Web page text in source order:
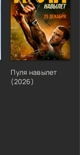
Пуля навылет
(2026)